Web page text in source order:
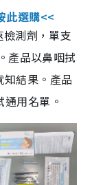
此選購<<
測劑，單支
產品以鼻咽拭
結果。產品
用名單。